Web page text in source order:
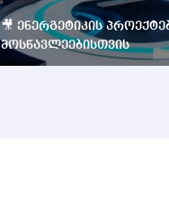
🎥 ენერგეტიკის
მოსწავლეებისთვის